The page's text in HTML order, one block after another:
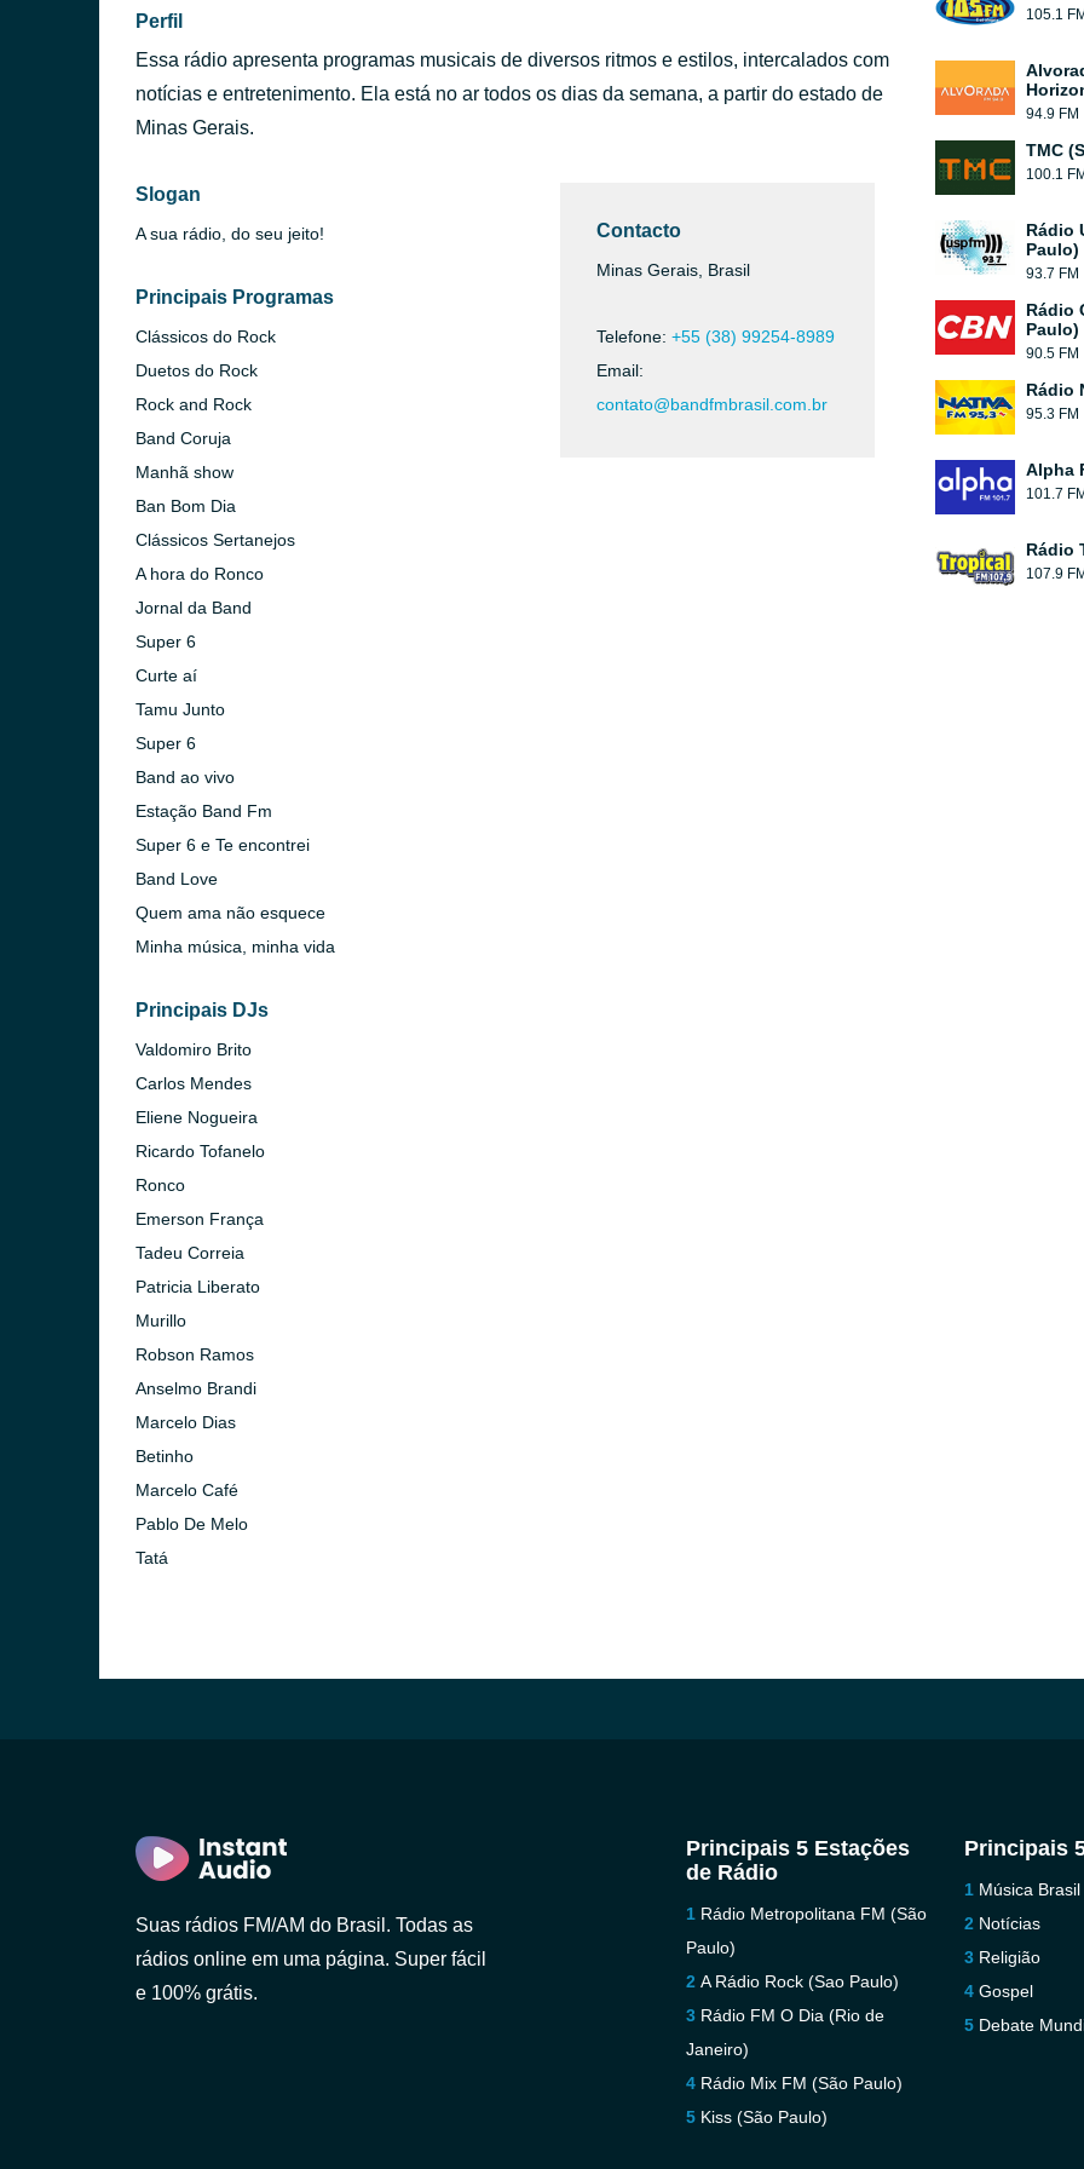
Perfil
Essa rádio apresenta programas musicais de diversos ritmos e estilos, intercalados com
notícias e entretenimento. Ela está no ar todos os dias da semana, a partir do estado de
Minas Gerais.
Slogan
A sua rádio, do seu jeito!
Principais Programas
Clássicos do Rock
Duetos do Rock
Rock and Rock
Band Coruja
Manhã show
Ban Bom Dia
Clássicos Sertanejos
A hora do Ronco
Jornal da Band
Super 6
Curte aí
Tamu Junto
Super 6
Band ao vivo
Estação Band Fm
Super 6 e Te encontrei
Band Love
Quem ama não esquece
Minha música, minha vida
Principais DJs
Valdomiro Brito
Carlos Mendes
Eliene Nogueira
Ricardo Tofanelo
Ronco
Emerson França
Tadeu Correia
Patricia Liberato
Murillo
Robson Ramos
Anselmo Brandi
Marcelo Dias
Betinho
Marcelo Café
Pablo De Melo
Tatá
Contacto
Minas Gerais, Brasil
Telefone: +55 (38) 99254-8989
Email:
contato@bandfmbrasil.com.br
105.1 FM
94.9 FM
TMC
100.1 FM
Rádio
Paulo)
93.7 FM
Rádio
Paulo)
90.5 FM
Rádio
95.3 FM
Alpha
101.7 FM
Rádio
107.9 FM
Suas rádios FM/AM do Brasil. Todas as
rádios online em uma página. Super fácil
e 100% grátis.
Principais 5 Estações
de Rádio
Rádio Metropolitana FM (São
Paulo)
A Rádio Rock (Sao Paulo)
Rádio FM O Dia (Rio de
Janeiro)
Rádio Mix FM (São Paulo)
Kiss (São Paulo)
Principais
Música Brasil
Notícias
Religião
Gospel
Debate